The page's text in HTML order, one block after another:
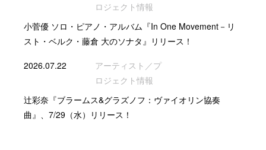
ロジェクト情報
小菅優 ソロ・ピアノ・アルバム『In One Movement－リ
スト・ベルク・藤倉 大のソナタ』リリース！
2026.07.22
アーティスト／プ
ロジェクト情報
辻彩奈『ブラームス&グラズノフ：ヴァイオリン協奏
曲』、7/29（水）リリース！